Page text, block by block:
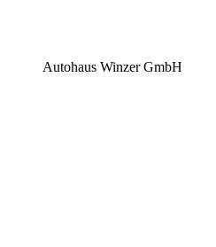
Autohaus Winzer GmbH